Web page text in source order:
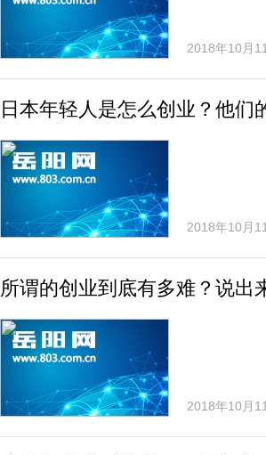
2018年10月
日本年轻人是怎么创业？他们
2018年10月
所谓的创业到底有多难？说出
2018年10月